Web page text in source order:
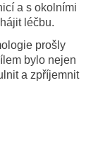
a s okolními
léčbu.
prošly
bylo nejen
a zpříjemnit